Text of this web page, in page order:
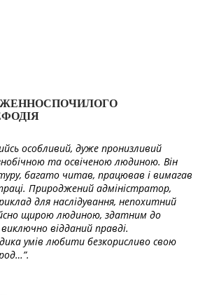
особливий, дуже пронизливий
та освіченою людиною. Він
багато читав, працював і вимагав
Природжений адміністратор,
для наслідування, непохитний
щирою людиною, здатним до
відданий правді.
умів любити безкорисливо свою